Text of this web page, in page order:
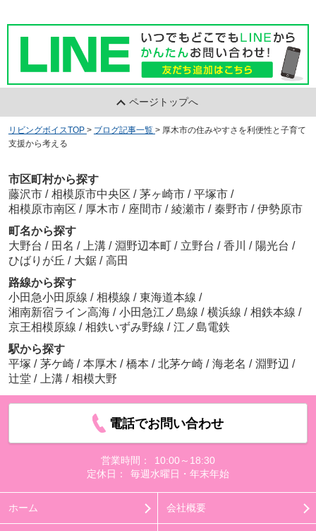
ページトップへ
リビングボイスTOP > ブログ記事一覧 > 厚木市の住みやすさを利便性と子育て
支援から考える
市区町村から探す
藤沢市 / 相模原市中央区 / 茅ヶ崎市 / 平塚市 /
相模原市南区 / 厚木市 / 座間市 / 綾瀬市 / 秦野市 / 伊勢原市
町名から探す
大野台 / 田名 / 上溝 / 淵野辺本町 / 立野台 / 香川 / 陽光台 /
ひばりが丘 / 大鋸 / 高田
路線から探す
小田急小田原線 / 相模線 / 東海道本線 /
湘南新宿ライン高海 / 小田急江ノ島線 / 横浜線 / 相鉄本線 /
京王相模原線 / 相鉄いずみ野線 / 江ノ島電鉄
駅から探す
平塚 / 茅ケ崎 / 本厚木 / 橋本 / 北茅ケ崎 / 海老名 / 淵野辺 /
辻堂 / 上溝 / 相模大野
電話でお問い合わせ
営業時間：
10:00～18:30
定休日：
毎週水曜日・年末年始
ホーム 会社概要